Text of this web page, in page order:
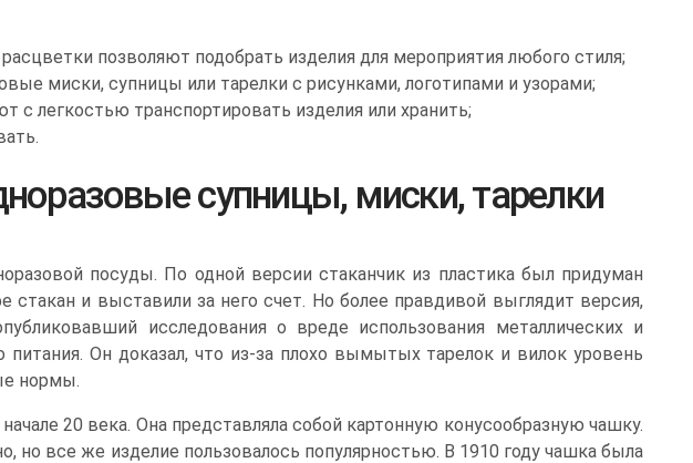
позволяют подобрать изделия для мероприятия любого стиля;
миски, супницы или тарелки с рисунками, логотипами и узорами;
с легкостью транспортировать изделия или хранить;
супницы, миски, тарелки
посуды. По одной версии стаканчик из пластика был придуман
и выставили за него счет. Но более правдивой выглядит версия,
исследования о вреде использования металлических и
Он доказал, что из-за плохо вымытых тарелок и вилок уровень
нормы.
20 века. Она представляла собой картонную конусообразную чашку.
но все же изделие пользовалось популярностью. В 1910 году чашка была